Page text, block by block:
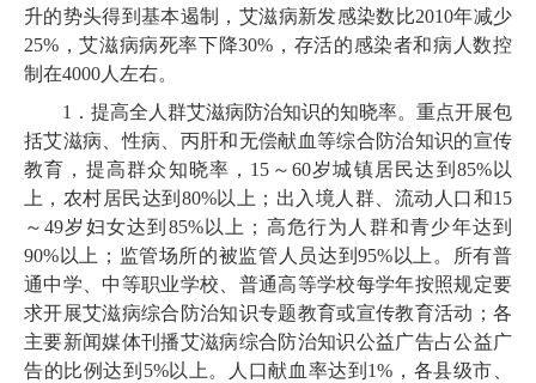
升的势头得到基本遏制，艾滋病新发感染数比2010年减少
25%，艾滋病病死率下降30%，存活的感染者和病人数控
制在4000人左右。
1．提高全人群艾滋病防治知识的知晓率。重点开展包
括艾滋病、性病、丙肝和无偿献血等综合防治知识的宣传
教育，提高群众知晓率，15～60岁城镇居民达到85%以
上，农村居民达到80%以上；出入境人群、流动人口和15
～49岁妇女达到85%以上；高危行为人群和青少年达到
90%以上；监管场所的被监管人员达到95%以上。所有普
通中学、中等职业学校、普通高等学校每学年按照规定要
求开展艾滋病综合防治知识专题教育或宣传教育活动；各
主要新闻媒体刊播艾滋病综合防治知识公益广告占公益广
告的比例达到5%以上。人口献血率达到1%，各县级市、